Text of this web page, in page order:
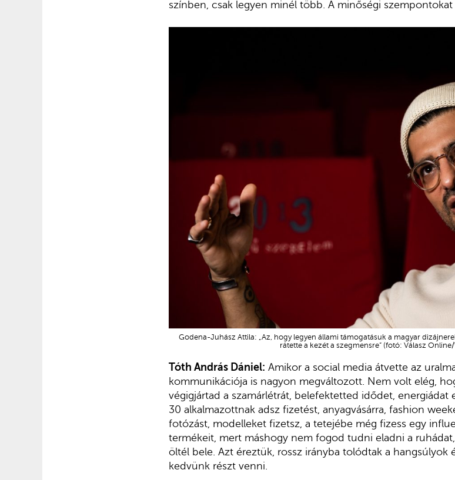
színben, csak legyen minél több. A minőségi
Godena-Juhász Attila: „Az, hogy legyen állami támogatásuk a magyar
rátette a kezét a szegmensre” (fotó: Válasz
Tóth András Dániel: Amikor a social media átvette az
kommunikációja is nagyon megváltozott. Nem volt elég,
végigjártad a szamárlétrát, belefektetted idődet,
30 alkalmazottnak adsz fizetést, anyagvásárra, fashion
fotózást, modelleket fizetsz, a tetejébe még fizess egy
termékeit, mert máshogy nem fogod tudni eladni a
öltél bele. Azt éreztük, rossz irányba tolódtak a hangsúlyok
kedvünk részt venni.